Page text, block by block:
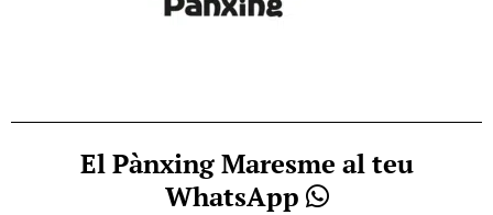
El Pànxing Maresme al teu
WhatsApp